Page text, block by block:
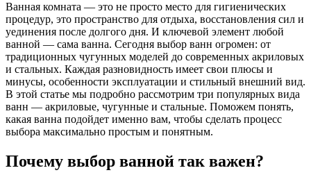
Ванная комната — это не просто место для гигиенических
процедур, это пространство для отдыха, восстановления сил и
уединения после долгого дня. И ключевой элемент любой
ванной — сама ванна. Сегодня выбор ванн огромен: от
традиционных чугунных моделей до современных акриловых
и стальных. Каждая разновидность имеет свои плюсы и
минусы, особенности эксплуатации и стильный внешний вид.
В этой статье мы подробно рассмотрим три популярных вида
ванн — акриловые, чугунные и стальные. Поможем понять,
какая ванна подойдет именно вам, чтобы сделать процесс
выбора максимально простым и понятным.
Почему выбор ванной так важен?